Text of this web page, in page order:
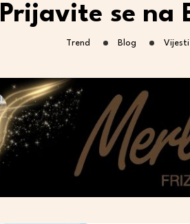
Prijavite se na
Trend Blog Vijesti